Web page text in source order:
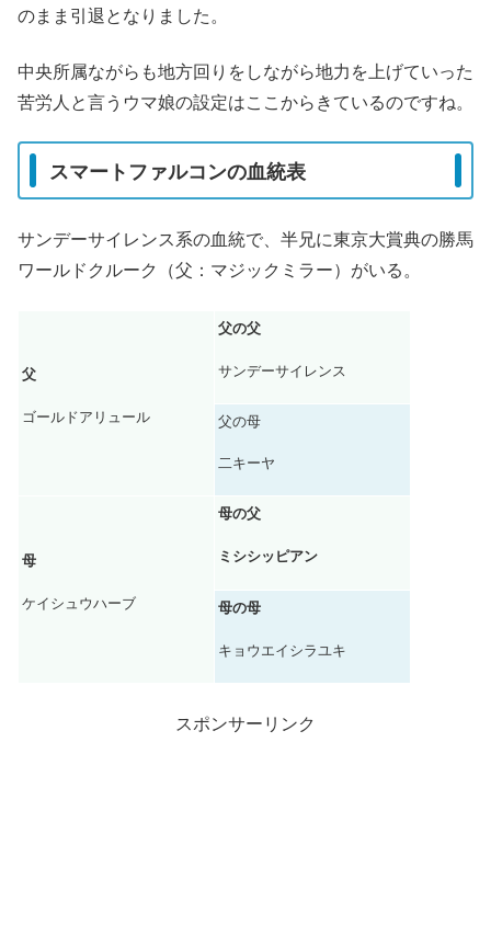
のまま引退となりました。
中央所属ながらも地方回りをしながら地力を上げていった
苦労人と言うウマ娘の設定はここからきているのですね。
スマートファルコンの血統表
サンデーサイレンス系の血統で、半兄に東京大賞典の勝馬
ワールドクルーク（父：マジックミラー）がいる。
父
ゴールドアリュール
父の父
サンデーサイレンス
父の母
二キーヤ
母
ケイシュウハーブ
母の父
ミシシッピアン
母の母
キョウエイシラユキ
スポンサーリンク